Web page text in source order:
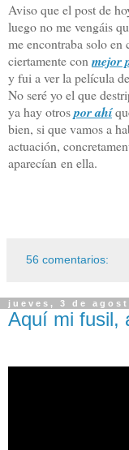
Aviso que el post de
luego no me vengáis
me encontraba solo en
ciertamente conmejor
y fui a ver la película
No seré yo el que
ya hay otrospor ahí
bien, si que vamos a
actuación,
aparecían en ella.
56 comentarios:
jueves, 3 de
Aquí mi fusil,